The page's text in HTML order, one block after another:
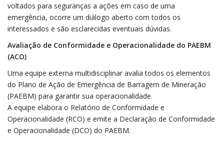
voltados para seguranças a ações em caso de uma
emergência, ocorre um diálogo aberto com todos os
interessados e são esclarecidas eventuais dúvidas.
Avaliação de Conformidade e Operacionalidade do PAEBM
(ACO)
Uma equipe externa multidisciplinar avalia todos os elementos
do Plano de Ação de Emergência de Barragem de Mineração
(PAEBM) para garantir sua operacionalidade.
A equipe elabora o Relatório de Conformidade e
Operacionalidade (RCO) e emite a Declaração de Conformidade
e Operacionalidade (DCO) do PAEBM.